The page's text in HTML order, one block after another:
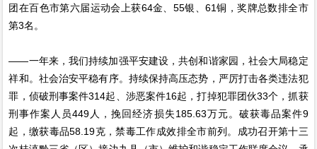
团在百色市第六届运动会上获64金、55银、61铜，奖牌总数排全市
第3名。
——一年来，我们持续加强平安建设，共创和谐家园，社会大局稳定
祥和。社会治安平稳有序。持续保持高压态势，严厉打击各类违法犯
罪，侦破刑事案件314起、涉恶案件16起，打掉犯罪团伙33个，抓获
刑事作案人员449人，挽回经济损失185.63万元。破获毒品案件9
起，缴获毒品58.19克，禁毒工作成效排全市前列。成功召开第十三